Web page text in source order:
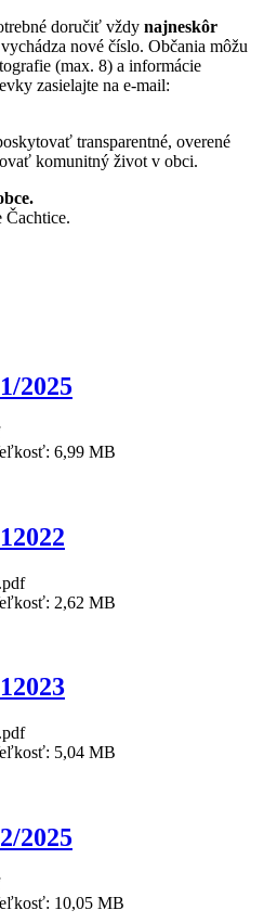
doručiť vždy najneskôr
nové číslo. Občania môžu
(max. 8) a informácie
zasielajte na e-mail:
transparentné, overené
komunitný život v obci.
Čachtice.
2025
6,99 MB
2,62 MB
5,04 MB
2025
10,05 MB